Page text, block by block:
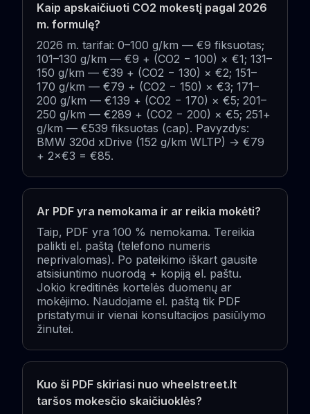
Kaip apskaičiuoti CO2 mokestį pagal 2026
m. formulę?
2026 m. tarifai: 0–100 g/km — €9 fiksuotas;
101–130 g/km — €9 + (CO2 − 100) × €1; 131–
150 g/km — €39 + (CO2 − 130) × €2; 151–
170 g/km — €79 + (CO2 − 150) × €3; 171–
200 g/km — €139 + (CO2 − 170) × €5; 201–
250 g/km — €289 + (CO2 − 200) × €5; 251+
g/km — €539 fiksuotas (cap). Pavyzdys:
BMW 320d xDrive (152 g/km WLTP) → €79
+ 2×€3 = €85.
Ar PDF yra nemokama ir ar reikia mokėti?
Taip, PDF yra 100 % nemokama. Tereikia
palikti el. paštą (telefono numeris
neprivalomas). Po pateikimo iškart gausite
atsisiuntimo nuorodą + kopiją el. paštu.
Jokio kreditinės kortelės duomenų ar
mokėjimo. Naudojame el. paštą tik PDF
pristatymui ir vienai konsultacijos pasiūlymo
žinutei.
Kuo ši PDF skiriasi nuo wheelstreet.lt
taršos mokesčio skaičiuoklės?